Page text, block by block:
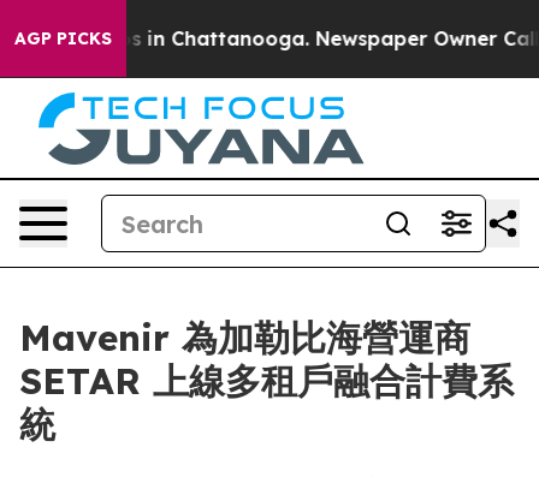
AGP PICKS
Chaos in Chattanooga. Newspaper Owner Calls
Mavenir 為加勒比海營運商
SETAR 上線多租戶融合計費系
統